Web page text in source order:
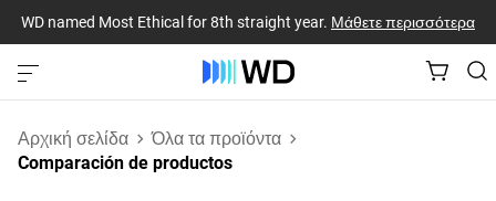
WD named Most Ethical for 8th straight year. Μάθετε περισσότερα
Αρχική σελίδα
Όλα τα προϊόντα
Comparación de productos